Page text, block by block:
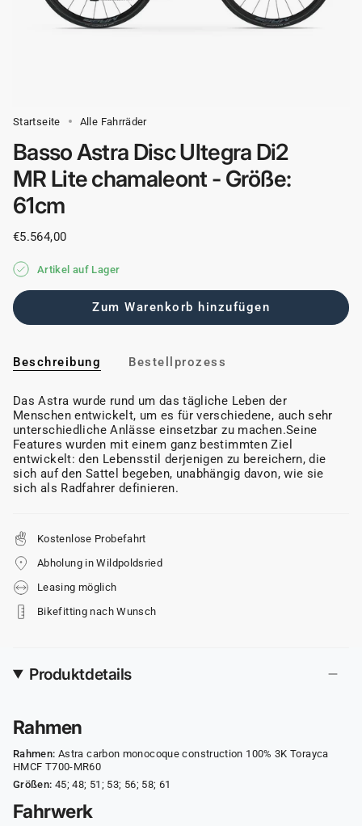
Startseite Alle Fahrräder
Basso Astra Disc Ultegra Di2
MR Lite chamaleont - Größe:
61cm
€5.564,00
Artikel auf Lager
Zum Warenkorb hinzufügen
Beschreibung Bestellprozess
Das Astra wurde rund um das tägliche Leben der
Menschen entwickelt, um es für verschiedene, auch sehr
unterschiedliche Anlässe einsetzbar zu machen.Seine
Features wurden mit einem ganz bestimmten Ziel
entwickelt: den Lebensstil derjenigen zu bereichern, die
sich auf den Sattel begeben, unabhängig davon, wie sie
sich als Radfahrer definieren.
Kostenlose Probefahrt
Abholung in Wildpoldsried
Leasing möglich
Bikefitting nach Wunsch
Produktdetails
Rahmen
Rahmen: Astra carbon monocoque construction 100% 3K Torayca
HMCF T700-MR60
Größen: 45; 48; 51; 53; 56; 58; 61
Fahrwerk